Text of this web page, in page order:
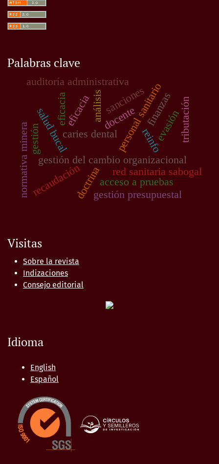
Palabras clave
gestión del cambio organizacional
personal sanitario
red sanitaria sabogal
salud bucalcaries dental
docente
análisis
doctrina
reinfo
normativa minera
auditoría administrativa
evasióntributación
recaudación acceso a pruebas
sanciones
eficacia
eficacia
gestión
gestión presupuestal
finanzas
Visitas
Sobre la revista
Indizaciones
Consejo editorial
Idioma
English
Español